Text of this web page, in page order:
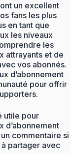
un excellent
fans les plus
en tant que
les niveaux
les
attrayants et de
vos abonnés.
d’abonnement
pour offrir
utile pour
d’abonnement
commentaire si
partager avec